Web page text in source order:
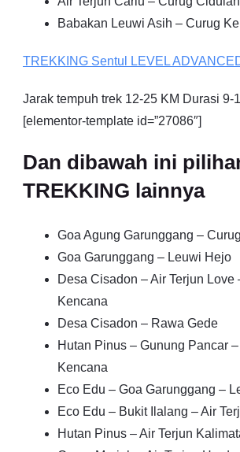
Babakan Leuwi Asih – Curug
TREKKING Sentul LEVEL
Jarak tempuh trek 12-25 KM Durasi 9-
[elementor-template id=”27086″]
Dan dibawah ini
TREKKING lainnya
Goa Agung Garunggang –
Goa Garunggang – Leuwi Hejo
Desa Cisadon – Air Terjun Love
Kencana
Desa Cisadon – Rawa Gede
Hutan Pinus – Gunung Pancar
Kencana
Eco Edu – Goa Garunggang –
Eco Edu – Bukit Ilalang – Air
Hutan Pinus – Air Terjun